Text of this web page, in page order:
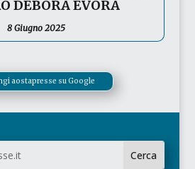
DÉBORA ÉVORA
8 Giugno 2025
aostapresse su Google